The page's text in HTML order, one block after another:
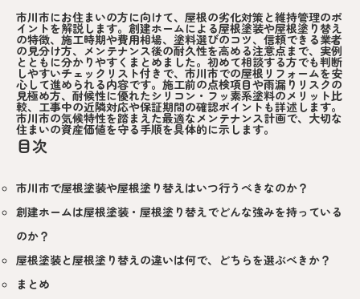
市川市にお住まいの方に向けて、屋根の劣化対策と維持管理のポ
イントを解説します。創建ホームによる屋根塗装や屋根塗り替え
の特徴、施工時期や費用相場、塗料選びのコツ、信頼できる業者
の見分け方、メンテナンス後の耐久性を高める注意点まで、実例
とともに分かりやすくまとめました。初めて相談する方でも判断
しやすいチェックリスト付きで、市川市での屋根リフォームを安
心して進められる内容です。施工前の点検項目や雨漏りリスクの
見極め方、耐候性に優れたシリコン・フッ素系塗料のメリット比
較、工事中の近隣対応や保証期間の確認ポイントも詳述します。
市川市の気候特性を踏まえた最適なメンテナンス計画で、大切な
住まいの資産価値を守る手順を具体的に示します。
目次
市川市で屋根塗装や屋根塗り替えはいつ行うべきなのか？
創建ホームは屋根塗装・屋根塗り替えでどんな強みを持っている
のか？
屋根塗装と屋根塗り替えの違いは何で、どちらを選ぶべきか？
まとめ